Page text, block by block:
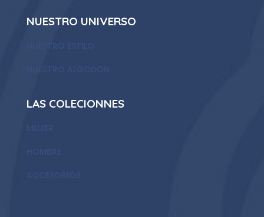
NUESTRO UNIVERSO
NUESTRO ESTILO
NUESTRO ALGODON
LAS COLECIONNES
MUJER
HOMBRE
ACCESORIOS